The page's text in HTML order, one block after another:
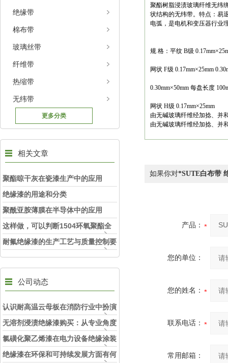
绝缘带
棉布带
玻璃丝带
纤维带
热缩带
无纬带
更多分类
相关文章
聚酯晾干灰在瓷漆生产中的应用
绝缘漆的用途和分类
聚酰亚胺薄膜在半导体中的应用
这样做，可以判断1504环氧聚酯全
干绝缘漆是否符合要求！
耐氟绝缘漆的生产工艺与质量控制要
点
公司动态
认识耐高温云母板在消防行业中扮演
的角色
无溶剂浸渍绝缘漆购买：从专业角度
看如何选择
氯磺化聚乙烯漆在电力设备绝缘涂装
中的实际应用效果
绝缘漆在环保和可持续发展方面有何
聚酯树脂浸渍玻璃纤维无纬
状结构的无纬带。特点：易
电弧，是电机和变压器行业
规 格：平纹 B级
网状 F级 0.17mm×25mm
0.30mm×50mm 每盘长度
网状 H级 0.17mm×25mm
由无碱玻璃纤维经加捻、并
由无碱玻璃纤维经加捻、并
如果你对*SUTE白布带
产品：
您的单位：
您的姓名：
联系电话：
常用邮箱：